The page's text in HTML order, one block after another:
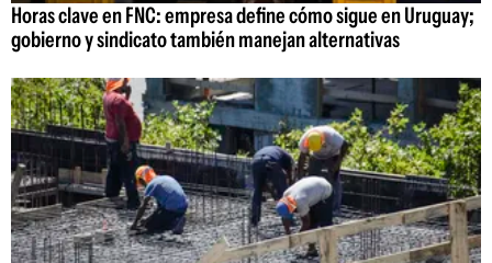
Horas clave en FNC: empresa define cómo sigue en Uruguay;
gobierno y sindicato también manejan alternativas